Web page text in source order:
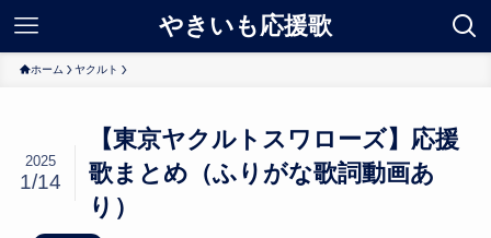
やきいも応援歌
ホーム ヤクルト
【東京ヤクルトスワローズ】応援
歌まとめ（ふりがな歌詞動画あ
り）
2025
1/14